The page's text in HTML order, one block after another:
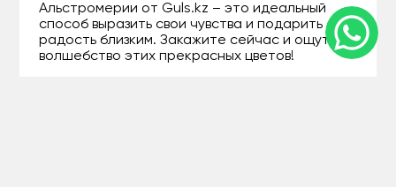
Альстромерии от Guls.kz – это идеальный
способ выразить свои чувства и подарить
радость близким. Закажите сейчас и ощутите
волшебство этих прекрасных цветов!